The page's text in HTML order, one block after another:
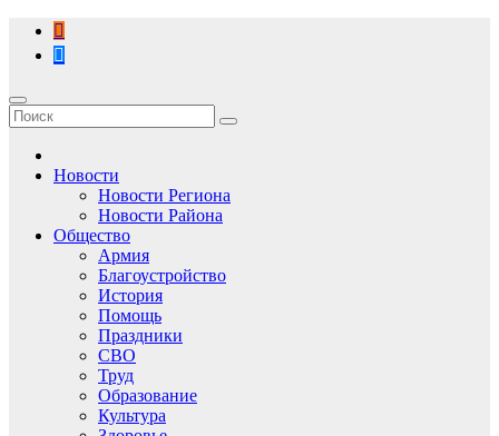
Перейти
содержимому
Новости
Новости Региона
Новости Района
Общество
Армия
Благоустройство
История
Помощь
Праздники
СВО
Труд
Образование
Культура